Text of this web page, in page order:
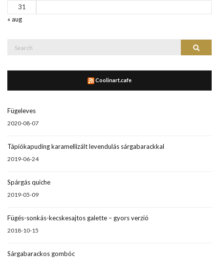
31
« aug
Search
Coolinart.cafe
Fügeleves
2020-08-07
Tápiókapuding karamellizált levendulás sárgabarackkal
2019-06-24
Spárgás quiche
2019-05-09
Fügés-sonkás-kecskesajtos galette – gyors verzió
2018-10-15
Sárgabarackos gombóc